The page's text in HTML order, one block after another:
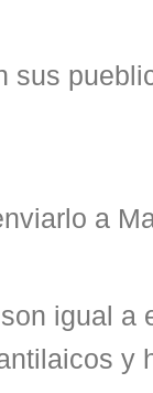
sus
a
igual a
y